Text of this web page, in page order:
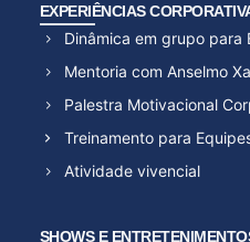
EXPERIÊNCIAS
Dinâmica em grupo para
Mentoria com Anselmo
Palestra Motivacional
Treinamento para
Atividade vivencial
SHOWS E